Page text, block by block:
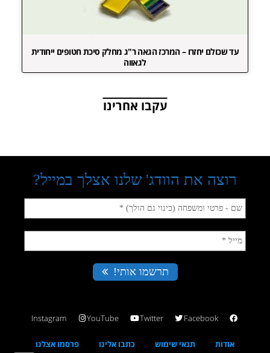
עד שכולם יחזרו – המרכז הגאה ר"ג מחלק סיכת חטופים ייחודית
לגאווה
עקבו אחרינו
Facebook
Twitter
YouTube
Instagram
אודות תנאי שימוש כתבו אלינו פרסמו אצלנו